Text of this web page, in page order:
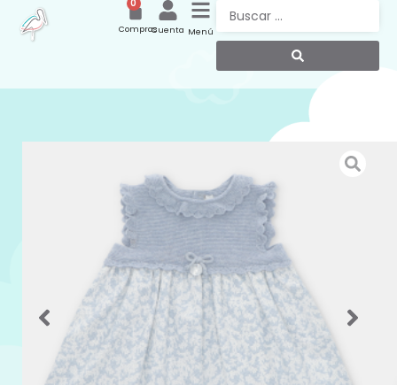
Menú
Cuenta
0
Compras